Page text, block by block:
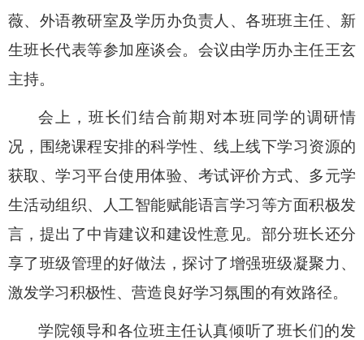
薇、外语教研室及学历办负责人、各班班主任、新
生班长代表等参加座谈会。会议由学历办主任王玄
主持。
会上，班长们结合前期对本班同学的调研情
况，围绕课程安排的科学性、线上线下学习资源的
获取、学习平台使用体验、考试评价方式、多元学
生活动组织、人工智能赋能语言学习等方面积极发
言，提出了中肯建议和建设性意见。部分班长还分
享了班级管理的好做法，探讨了增强班级凝聚力、
激发学习积极性、营造良好学习氛围的有效路径。
学院领导和各位班主任认真倾听了班长们的发